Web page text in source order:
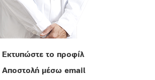
Εκτυπώστε το προφίλ
Αποστολή μέσω email